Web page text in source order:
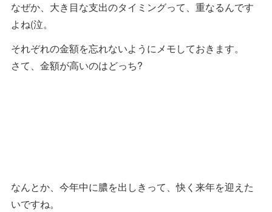
なぜか、大き目な支出のタイミングって、重なるんです
よね(泣。
それぞれの金額を忘れないようにメモしておきます。
さて、金額が高いのはどっち?
なんとか、今年中に膿を出しきって、快く来年を迎えた
いですね。